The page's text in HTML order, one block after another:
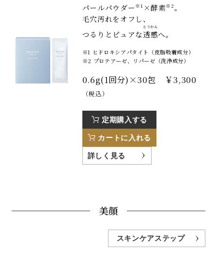
パールパウダー ※1 ×酵素※2。
毛穴汚れをオフし、
つるりとピュアな透感
とうかん
へ。
※1 ヒドロキシアパタイト（皮脂吸着成分）
※2 プロテアーゼ、リパーゼ（洗浄成分）
0.6g(1回分)×30包 ￥3,300
（税込）
定期購入する
カートに入れる
詳しく見る
美顔
スキンケアステップ